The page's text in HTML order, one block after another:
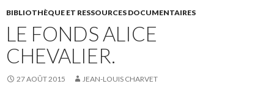
BIBLIOTHÈQUE ET RESSOURCES DOCUMENTAIRES
LE FONDS ALICE
CHEVALIER.
27 AOÛT 2015 JEAN-LOUIS CHARVET